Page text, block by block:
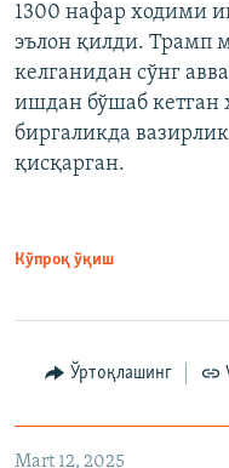
1300 нафар ходими
эълон қилди. Трамп
келганидан сўнг
ишдан бўшаб кетган
биргаликда
қисқарган.
Кўпроқ ўқиш
Ўртоқлашинг
Mart 12, 2025